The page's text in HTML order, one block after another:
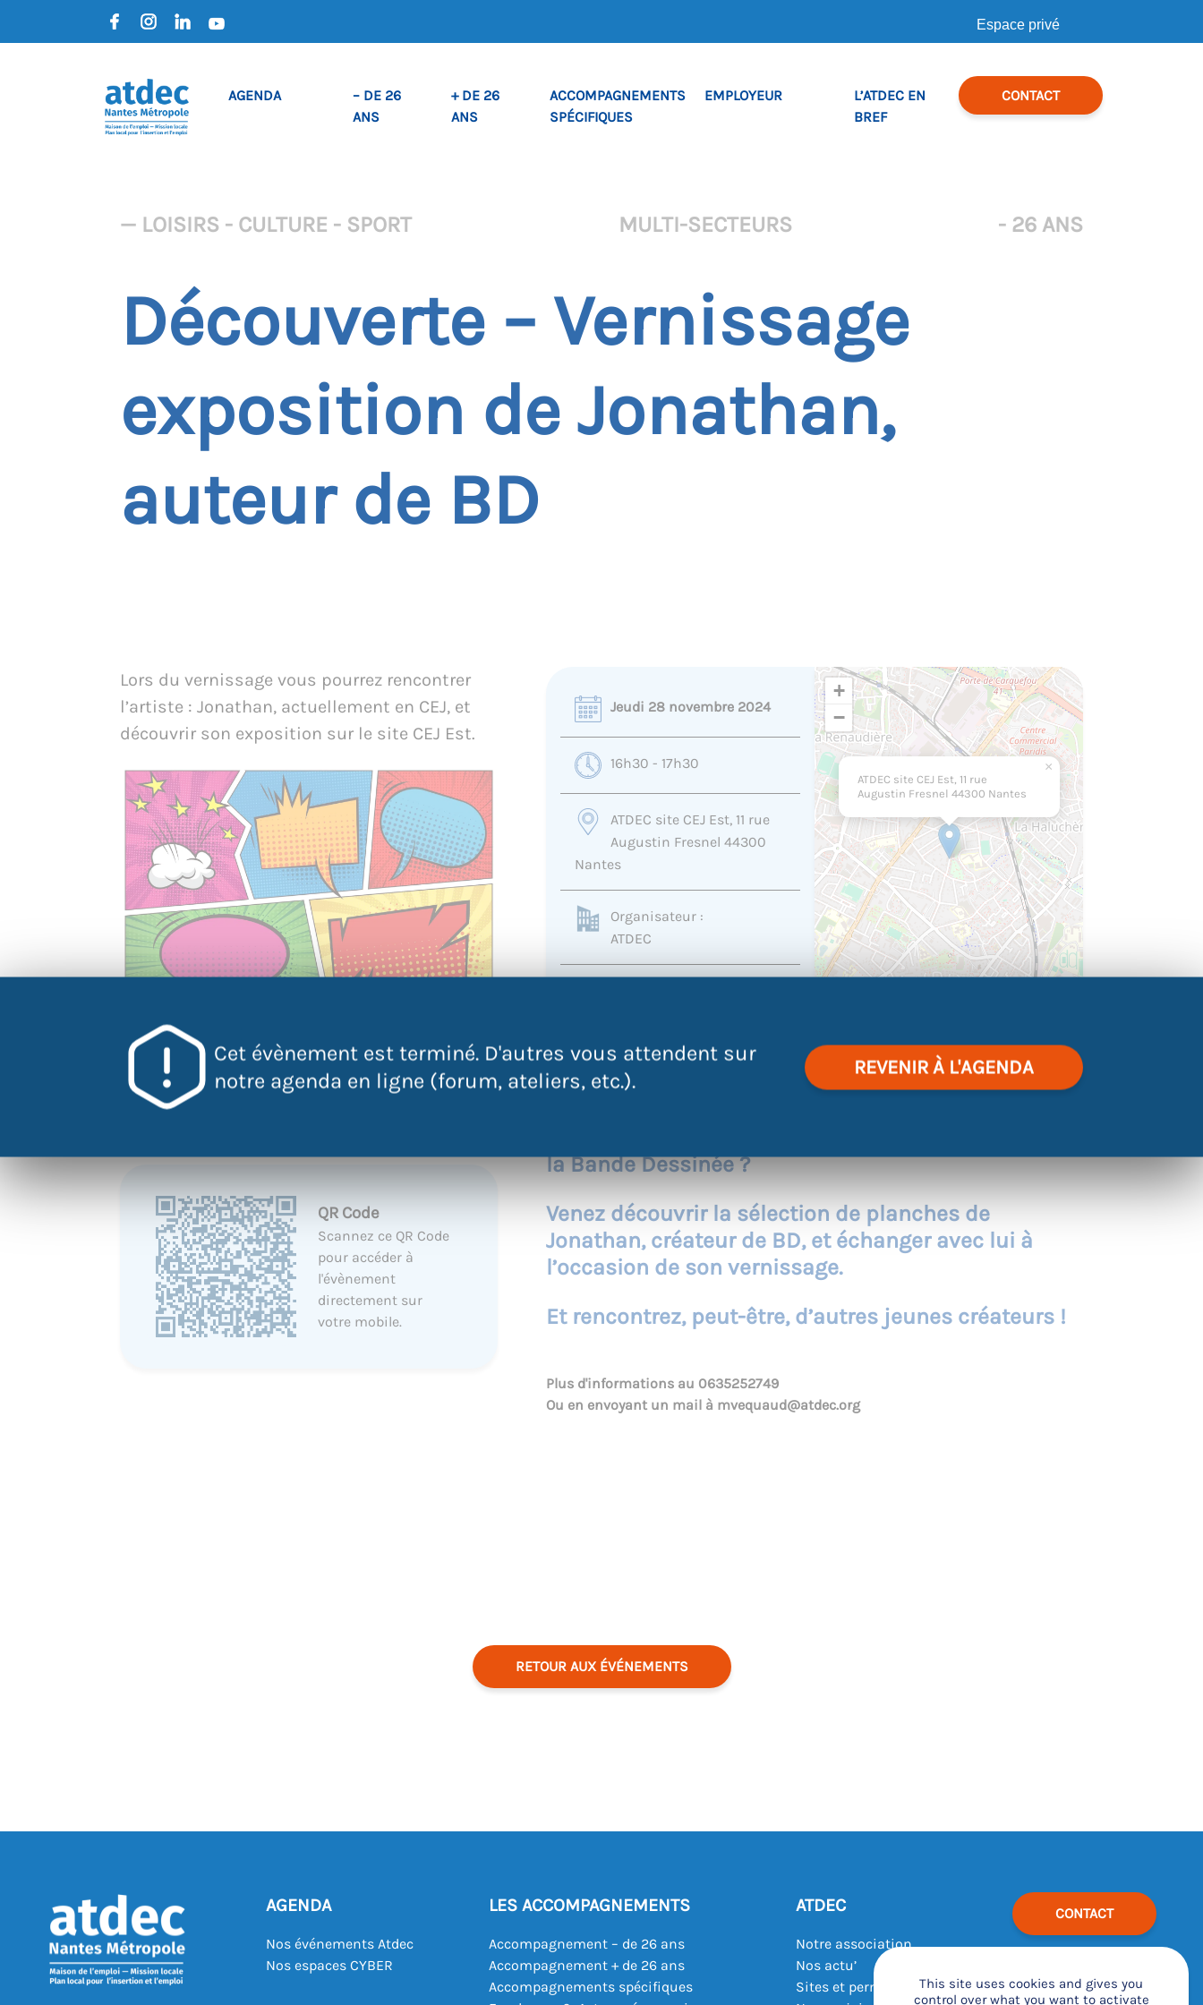
Espace privé
AGENDA
– DE 26
ANS
+ DE 26
ANS
ACCOMPAGNEMENTS
SPÉCIFIQUES
EMPLOYEUR
L’ATDEC EN
BREF
CONTACT
Cet évènement est terminé. D'autres vous attendent sur
notre agenda en ligne (forum, ateliers, etc.).
REVENIR À L'AGENDA
— LOISIRS - CULTURE - SPORT MULTI-SECTEURS - 26 ANS
Découverte – Vernissage
exposition de Jonathan,
auteur de BD
Lors du vernissage vous pourrez rencontrer
l’artiste : Jonathan, actuellement en CEJ, et
découvrir son exposition sur le site CEJ Est.
QR Code
Scannez ce QR Code
pour accéder à
l'évènement
directement sur
votre mobile.
Jeudi 28 novembre 2024
16h30 - 17h30
ATDEC site CEJ Est, 11 rue
Augustin Fresnel 44300
Nantes
Organisateur :
ATDEC
ATDEC site CEJ Est, 11 rue
Augustin Fresnel 44300 Nantes
×
+
−
Leaflet |©OpenStreetMapcontributors
la Bande Dessinée ?
Venez découvrir la sélection de planches de
Jonathan, créateur de BD, et échanger avec lui à
l’occasion de son vernissage.
Et rencontrez, peut-être, d’autres jeunes créateurs !
Plus d'informations au 0635252749
Ou en envoyant un mail à mvequaud@atdec.org
RETOUR AUX ÉVÉNEMENTS
AGENDA
Nos événements Atdec
Nos espaces CYBER
LES ACCOMPAGNEMENTS
Accompagnement – de 26 ans
Accompagnement + de 26 ans
Accompagnements spécifiques
ATDEC
Notre association
Nos actu’
Sites et permanences
CONTACT
This site uses cookies and gives you
control over what you want to activate